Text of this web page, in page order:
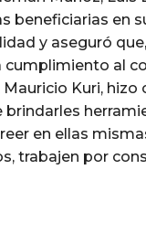
beneficiarias en
y aseguró
cumplimiento al
Kuri, hizo
brindarles
en ellas
trabajen por